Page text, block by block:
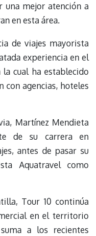
una mejor atención a
en esta área.
de viajes mayorista
experiencia en el
cual ha establecido
con agencias, hoteles
Martínez Mendieta
de su carrera en
antes de pasar su
Aquatravel como
Tour 10 continúa
en el territorio
a los recientes